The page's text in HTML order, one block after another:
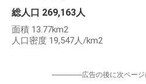
総人口 269,163人
面積 13.77km2
人口密度 19,547人/km2
-----------------広告の後に次ページ